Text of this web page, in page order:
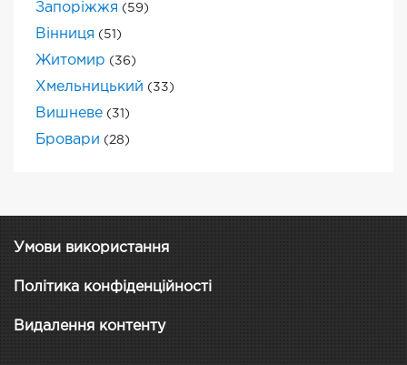
Запоріжжя (59)
Вінниця (51)
Житомир (36)
Хмельницький (33)
Вишневе (31)
Бровари (28)
Умови використання
Політика конфіденційності
Видалення контенту